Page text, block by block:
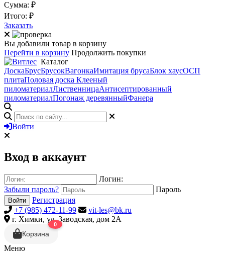
Сумма: ₽
Итого: ₽
Заказать
Вы добавили товар в корзину
Перейти в корзину Продолжить покупки
Каталог
ДоскаБрусБрусокВагонкаИмитация брусаБлок хаусОСП
плитаПоловая доска Клееный
пиломатериалЛиственницаАнтисептированный
пиломатериалПогонаж деревянныйФанера
Войти
Вход в аккаунт
Логин:
Забыли пароль?
Пароль
Войти
Регистрация
+7 (985) 472-11-99
vit-les@bk.ru
г. Химки, ул. Заводская, дом 2А
Корзина
0
Меню